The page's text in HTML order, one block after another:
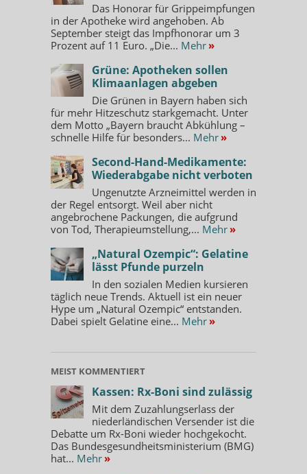
Das Honorar für Grippeimpfungen
in der Apotheke wird angehoben. Ab
September steigt das Impfhonorar um 3
Prozent auf 11 Euro. „Die... Mehr »
Grüne: Apotheken sollen
Klimaanlagen abgeben
Die Grünen in Bayern haben sich
für mehr Hitzeschutz starkgemacht. Unter
dem Motto „Bayern braucht Abkühlung –
schnelle Hilfe für besonders... Mehr »
Second-Hand-Medikamente:
Wiederabgabe nicht verboten
Ungenutzte Arzneimittel werden in
der Regel entsorgt. Weil aber nicht
angebrochene Packungen, die aufgrund
von Tod, Therapieumstellung,... Mehr »
„Natural Ozempic“: Gelatine
lässt Pfunde purzeln
In den sozialen Medien kursieren
täglich neue Trends. Aktuell ist ein neuer
Hype um „Natural Ozempic“ entstanden.
Dabei spielt Gelatine eine... Mehr »
MEIST KOMMENTIERT
Kassen: Rx-Boni sind zulässig
Mit dem Zuzahlungserlass der
niederländischen Versender ist die
Debatte um Rx-Boni wieder hochgekocht.
Das Bundesgesundheitsministerium (BMG)
hat... Mehr »